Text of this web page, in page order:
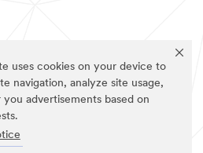
uses cookies on your device to
navigation, analyze site usage,
you advertisements based on